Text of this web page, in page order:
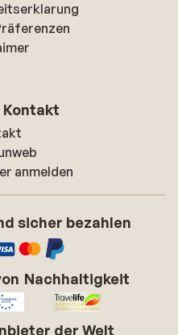
Kontakt
anmelden
sicher bezahlen
Nachhaltigkeit
der Welt